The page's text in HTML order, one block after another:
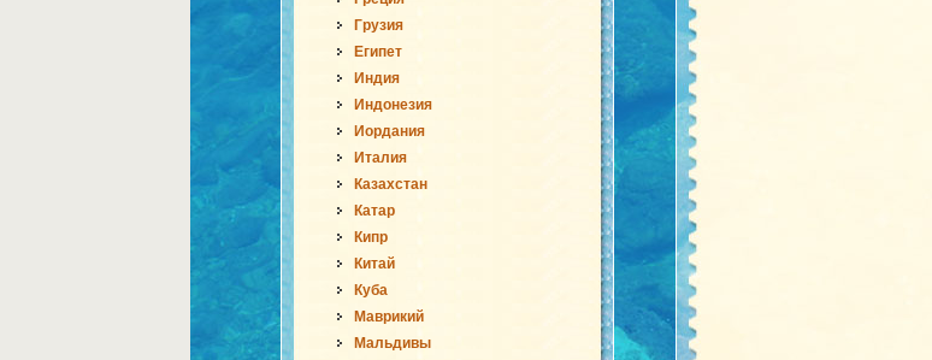
Грузия
Египет
Индия
Индонезия
Иордания
Италия
Казахстан
Катар
Кипр
Китай
Куба
Маврикий
Мальдивы